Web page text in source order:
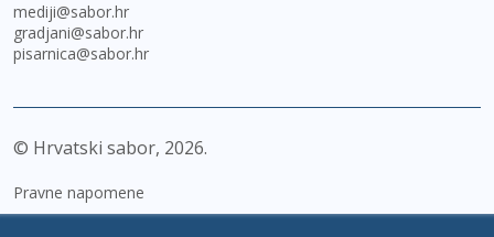
mediji@sabor.hr
gradjani@sabor.hr
pisarnica@sabor.hr
© Hrvatski sabor, 2026
Pravne napomene